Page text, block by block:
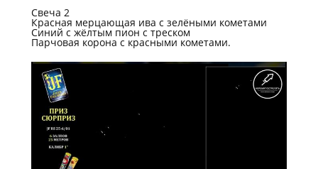
Свеча 2
Красная мерцающая ива с зелёными кометами
Синий с жёлтым пион с треском
Парчовая корона с красными кометами.